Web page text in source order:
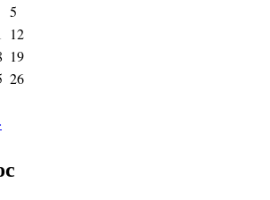
5
12
19
26